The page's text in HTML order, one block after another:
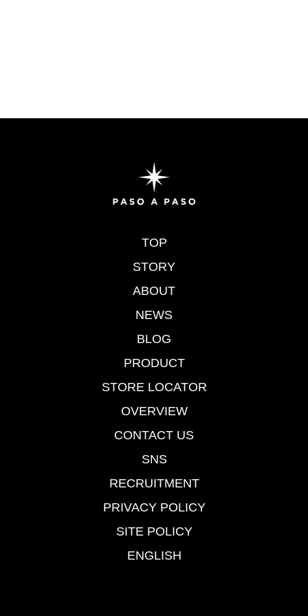
TOP
STORY
ABOUT
NEWS
BLOG
PRODUCT
STORE LOCATOR
OVERVIEW
CONTACT US
SNS
RECRUITMENT
PRIVACY POLICY
SITE POLICY
ENGLISH